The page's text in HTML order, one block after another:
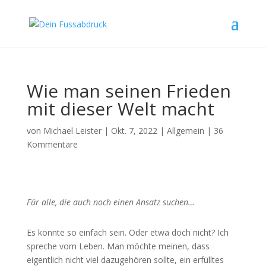
Wie man seinen Frieden
mit dieser Welt macht
von Michael Leister| Okt. 7, 2022| Allgemein | 36
Kommentare
Für alle, die auch noch einen Ansatz suchen…
Es könnte so einfach sein. Oder etwa doch nicht? Ich
spreche vom Leben. Man möchte meinen, dass
eigentlich nicht viel dazugehören sollte, ein erfülltes